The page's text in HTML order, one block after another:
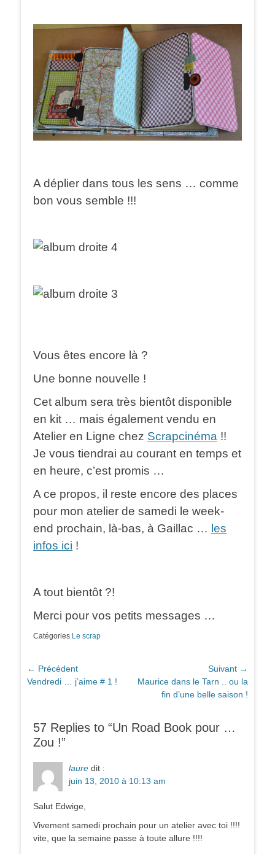
A déplier dans tous les sens … comme
bon vous semble !!!
Vous êtes encore là ?
Une bonne nouvelle !
Cet album sera très bientôt disponible
en kit … mais également vendu en
Atelier en Ligne chez Scrapcinéma !!
Je vous tiendrai au courant en temps et
en heure, c’est promis …
A ce propos, il reste encore des places
pour mon atelier de samedi le week-
end prochain, là-bas, à Gaillac … les
infos ici !
A tout bientôt ?!
Merci pour vos petits messages …
Catégories Le scrap
Navigation
de
← Précédent
Article
Vendredi … j’aime # 1 !
Suivant →
Article
suivant :
Maurice dans le Tarn .. ou la
fin d’une belle saison !
57 Replies to “Un Road Book pour …
Zou !”
laure dit :
juin 13, 2010 à 10:13 am
Salut Edwige,
Vivement samedi prochain pour un atelier avec toi !!!!
vite, que la semaine passe à toute allure !!!!